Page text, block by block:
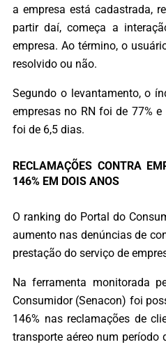
a empresa está cadastrada,
partir daí, começa a
empresa. Ao término, o
resolvido ou não.
Segundo o levantamento, o
empresas no RN foi de 77%
foi de 6,5 dias.
RECLAMAÇÕES CONTRA
146% EM DOIS ANOS
O ranking do Portal do
aumento nas denúncias de
prestação do serviço de
Na ferramenta monitorada
Consumidor (Senacon) foi
146% nas reclamações de
transporte aéreo num período